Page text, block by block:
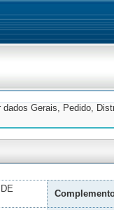
Gerais, Pedido,